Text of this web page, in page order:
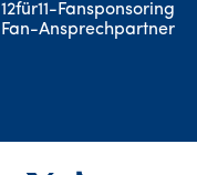
12für11-Fansponsoring
Fan-Ansprechpartner